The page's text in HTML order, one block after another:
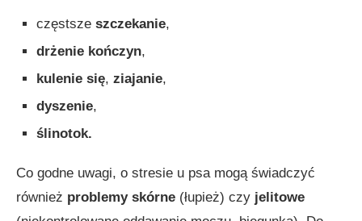
częstsze szczekanie,
drżenie kończyn,
kulenie się, ziajanie,
dyszenie,
ślinotok.
Co godne uwagi, o stresie u psa mogą świadczyć
również problemy skórne (łupież) czy jelitowe